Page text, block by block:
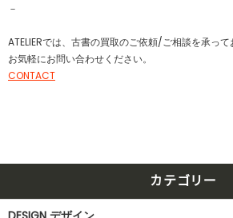
－
ATELIERでは、古書の買取のご依頼/ご相談を承って
お気軽にお問い合わせください。
CONTACT
カテゴリー